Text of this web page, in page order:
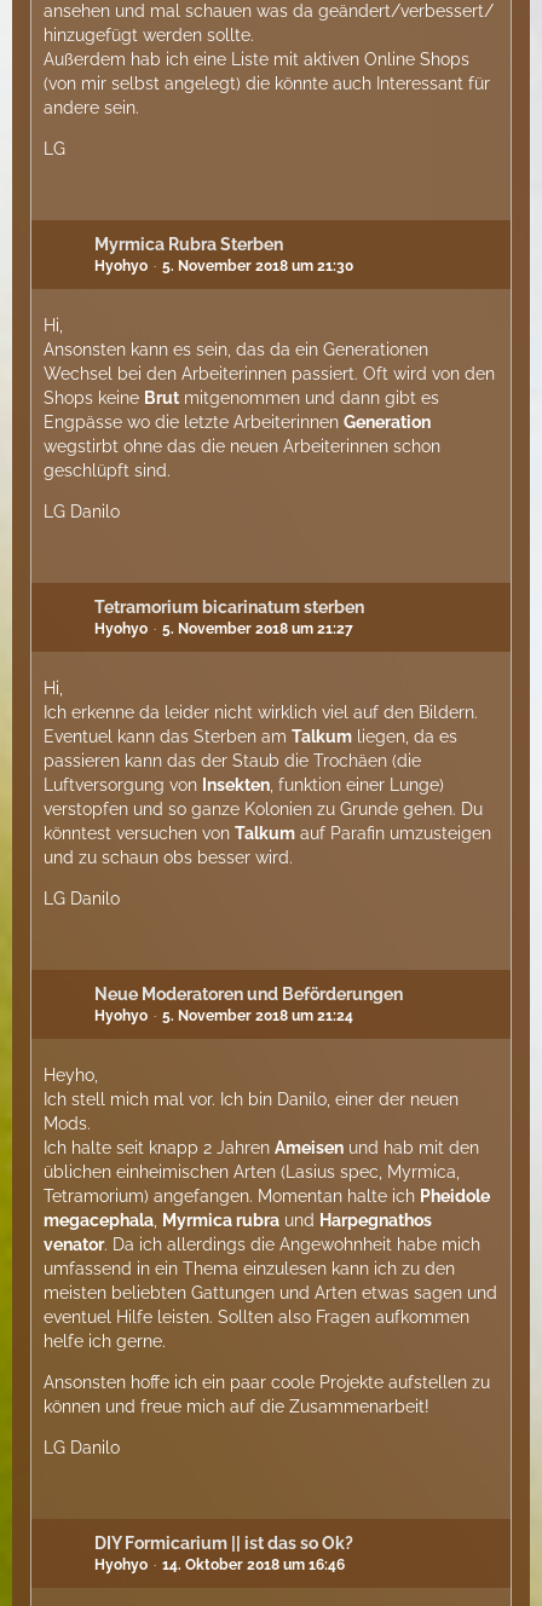
ansehen und mal schauen was da geändert/verbessert/
hinzugefügt werden sollte.
Außerdem hab ich eine Liste mit aktiven Online Shops
(von mir selbst angelegt) die könnte auch Interessant für
andere sein.
LG
Myrmica Rubra Sterben
Hyohyo 5. November 2018 um 21:30
Hi,
Ansonsten kann es sein, das da ein Generationen
Wechsel bei den Arbeiterinnen passiert. Oft wird von den
Shops keine Brut mitgenommen und dann gibt es
Engpässe wo die letzte Arbeiterinnen Generation
wegstirbt ohne das die neuen Arbeiterinnen schon
geschlüpft sind.
LG Danilo
Tetramorium bicarinatum sterben
Hyohyo 5. November 2018 um 21:27
Hi,
Ich erkenne da leider nicht wirklich viel auf den Bildern.
Eventuel kann das Sterben am Talkum liegen, da es
passieren kann das der Staub die Trochäen (die
Luftversorgung von Insekten , funktion einer Lunge)
verstopfen und so ganze Kolonien zu Grunde gehen. Du
könntest versuchen von Talkum auf Parafin umzusteigen
und zu schaun obs besser wird.
LG Danilo
Neue Moderatoren und Beförderungen
Hyohyo 5. November 2018 um 21:24
Heyho,
Ich stell mich mal vor. Ich bin Danilo, einer der neuen
Mods.
Ich halte seit knapp 2 Jahren Ameisen und hab mit den
üblichen einheimischen Arten (Lasius spec, Myrmica,
Tetramorium) angefangen. Momentan halte ich Pheidole
megacephala
Myrmica rubra und Harpegnathos
venator. Da ich allerdings die Angewohnheit habe mich
umfassend in ein Thema einzulesen kann ich zu den
meisten beliebten Gattungen und Arten etwas sagen und
eventuel Hilfe leisten. Sollten also Fragen aufkommen
helfe ich gerne.
Ansonsten hoffe ich ein paar coole Projekte aufstellen zu
können und freue mich auf die Zusammenarbeit!
LG Danilo
DIY Formicarium || ist das so Ok?
Hyohyo 14. Oktober 2018 um 16:46